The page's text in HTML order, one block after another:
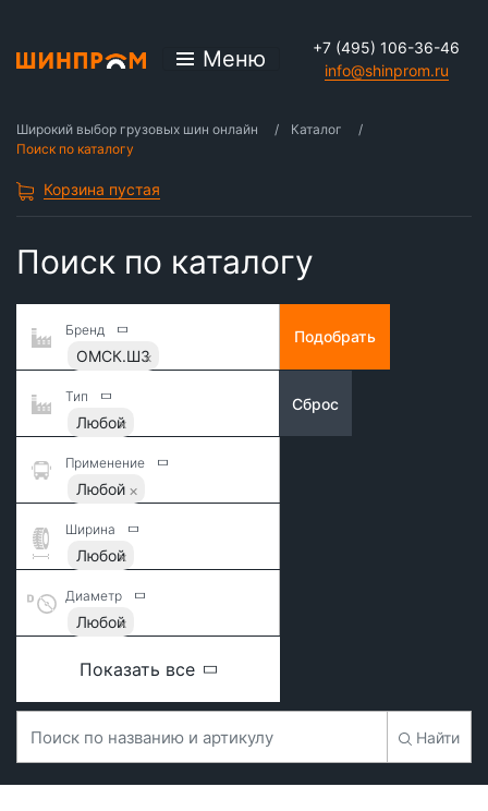
Меню
+7 (495) 106-36-46
info@shinprom.ru
Широкий выбор грузовых шин онлайн
Каталог
Поиск по каталогу
Корзина пустая
Поиск по каталогу
Бренд
ОМСК.ШЗ
Тип
Любой
Применение
Любой
Ширина
Любой
Диаметр
Любой
Показать все
Подобрать
Сброс
Найти